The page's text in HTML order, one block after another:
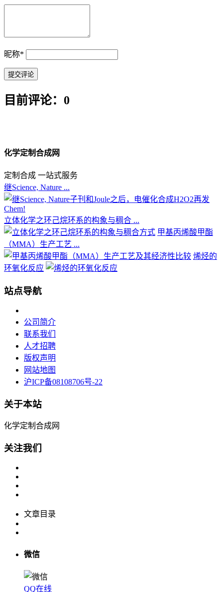
昵称*
目前评论：0
化学定制合成网
定制合成 一站式服务
继Science, Nature ...
立体化学之环己烷环系的构象与稠合 ...
甲基丙烯酸甲酯
（MMA）生产工艺 ...
烯烃的
环氧化反应
站点导航
公司简介
联系我们
人才招聘
版权声明
网站地图
沪ICP备08108706号-22
关于本站
化学定制合成网
关注我们
文章目录
微信
QQ在线